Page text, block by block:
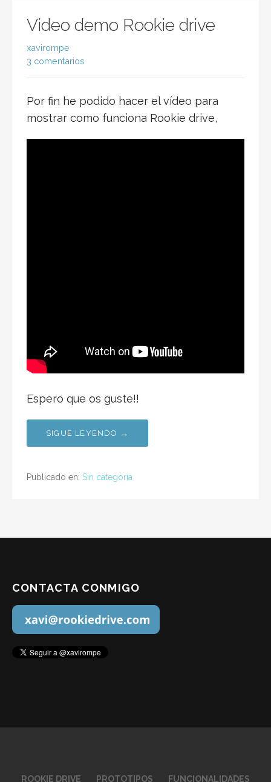
Video demo Rookie drive
xavirompe
3 comentarios
Por fin he podido hacer el vídeo para
mostrar como funciona Rookie drive,
Espero que os guste!!
SIGUE LEYENDO →
Publicado en: Sin categoría
CONTACTA CONMIGO
ROOKIE DRIVE PROTOTIPOS FUNCIONALIDADES